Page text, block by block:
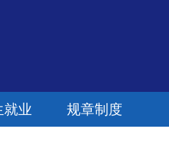
就业 规章制度